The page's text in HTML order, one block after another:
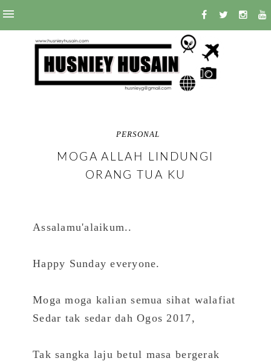
PERSONAL
MOGA ALLAH LINDUNGI
ORANG TUA KU
Assalamu'alaikum..
Happy Sunday everyone.
Moga moga kalian semua sihat walafiat
Sedar tak sedar dah Ogos 2017,
Tak sangka laju betul masa bergerak